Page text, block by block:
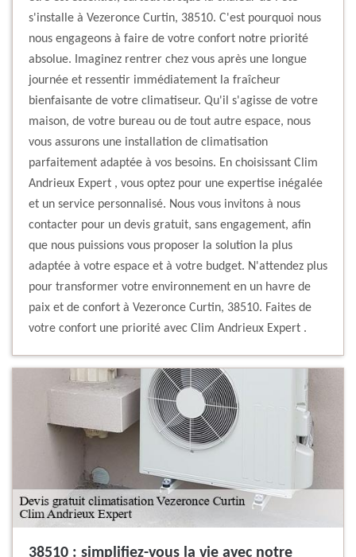
s'installe à Vezeronce Curtin, 38510. C'est pourquoi nous
nous engageons à faire de votre confort notre priorité
absolue. Imaginez rentrer chez vous après une longue
journée et ressentir immédiatement la fraîcheur
bienfaisante de votre climatiseur. Qu'il s'agisse de votre
maison, de votre bureau ou de tout autre espace, nous
vous assurons une installation de climatisation
parfaitement adaptée à vos besoins. En choisissant Clim
Andrieux Expert , vous optez pour une expertise inégalée
et un service personnalisé. Nous vous invitons à nous
contacter pour un devis gratuit, sans engagement, afin
que nous puissions vous proposer la solution la plus
adaptée à votre espace et à votre budget. N'attendez plus
pour transformer votre environnement en un havre de
paix et de confort à Vezeronce Curtin, 38510. Faites de
votre confort une priorité avec Clim Andrieux Expert .
38510 : simplifiez-vous la vie avec notre